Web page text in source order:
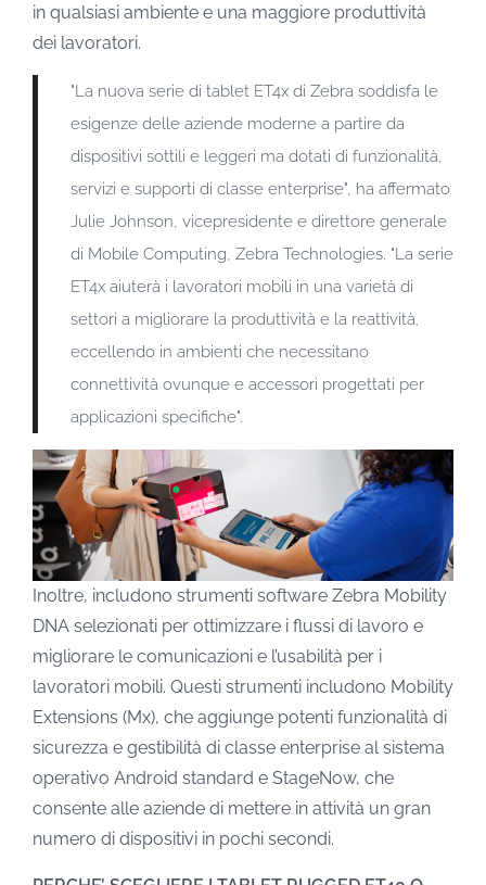
in qualsiasi ambiente e una maggiore produttività
dei lavoratori.
"La nuova serie di tablet ET4x di Zebra soddisfa le
esigenze delle aziende moderne a partire da
dispositivi sottili e leggeri ma dotati di funzionalità,
servizi e supporti di classe enterprise", ha affermato
Julie Johnson, vicepresidente e direttore generale
di Mobile Computing, Zebra Technologies. "La serie
ET4x aiuterà i lavoratori mobili in una varietà di
settori a migliorare la produttività e la reattività,
eccellendo in ambienti che necessitano
connettività ovunque e accessori progettati per
applicazioni specifiche".
Inoltre, includono strumenti software Zebra Mobility
DNA selezionati per ottimizzare i flussi di lavoro e
migliorare le comunicazioni e l’usabilità per i
lavoratori mobili. Questi strumenti includono Mobility
Extensions (Mx), che aggiunge potenti funzionalità di
sicurezza e gestibilità di classe enterprise al sistema
operativo Android standard e StageNow, che
consente alle aziende di mettere in attività un gran
numero di dispositivi in pochi secondi.